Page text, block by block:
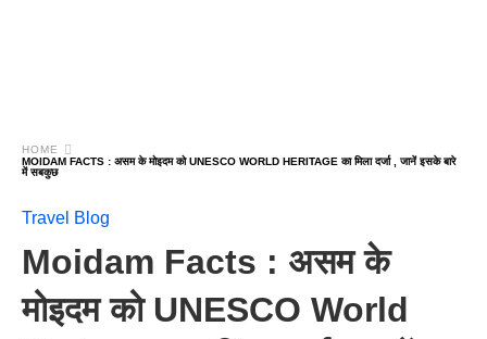
HOME
MOIDAM FACTS : असम के मोइदम को UNESCO WORLD HERITAGE का मिला दर्जा , जानें इसके बारे
में सबकुछ
Travel Blog
Moidam Facts : असम के
मोइदम को UNESCO World